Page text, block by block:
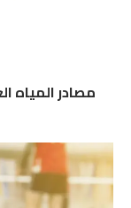
مصادر المياه